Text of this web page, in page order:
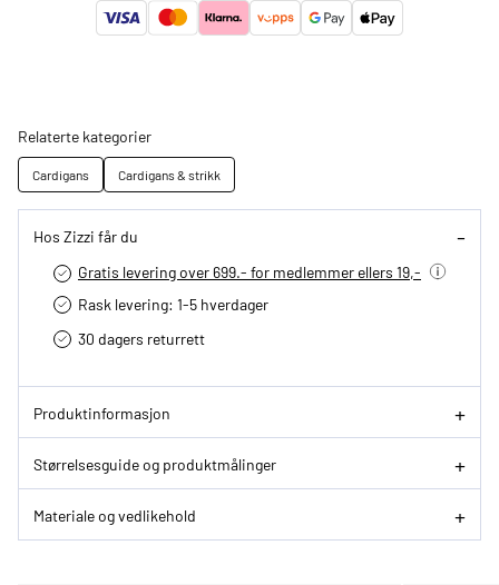
Relaterte kategorier
Cardigans Cardigans & strikk
Hos Zizzi får du
Gratis levering over 699.- for medlemmer ellers 19,-
Rask levering: 1-5 hverdager
30 dagers returrett
Produktinformasjon
Størrelsesguide og produktmålinger
Materiale og vedlikehold